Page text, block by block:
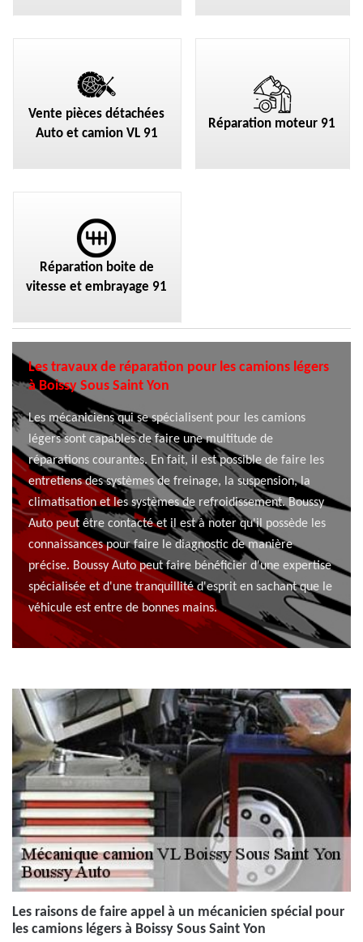
Vente pièces détachées
Auto et camion VL 91
Réparation moteur 91
Réparation boite de
vitesse et embrayage 91
Les travaux de réparation pour les camions légers
à Boissy Sous Saint Yon
Les mécaniciens qui se spécialisent pour les camions
légers sont capables de faire une multitude de
réparations courantes. En fait, il est possible de faire les
entretiens des systèmes de freinage, la suspension, la
climatisation et les systèmes de refroidissement. Boussy
Auto peut être contacté et il est à noter qu'il possède les
connaissances pour faire le diagnostic de manière
précise. Boussy Auto peut faire bénéficier d'une expertise
spécialisée et d'une tranquillité d'esprit en sachant que le
véhicule est entre de bonnes mains.
Les raisons de faire appel à un mécanicien spécial pour
les camions légers à Boissy Sous Saint Yon